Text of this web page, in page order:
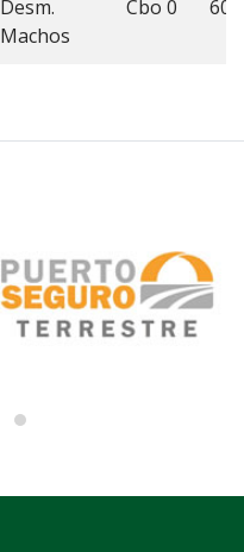
Desm.
Machos
Cbo 0 60